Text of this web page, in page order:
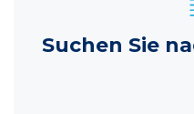
Suchen Sie